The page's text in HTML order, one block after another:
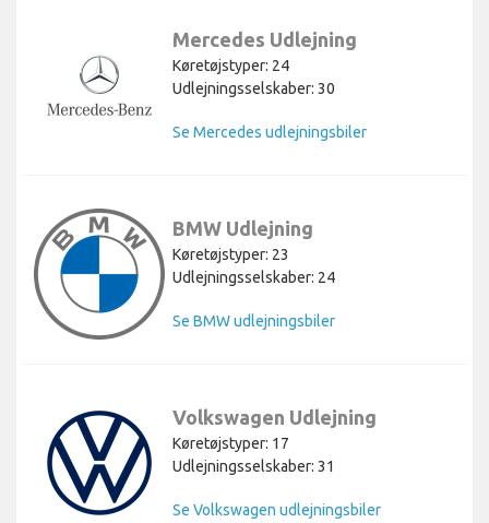
Mercedes Udlejning
Køretøjstyper: 24
Udlejningsselskaber: 30
Se Mercedes udlejningsbiler
BMW Udlejning
Køretøjstyper: 23
Udlejningsselskaber: 24
Se BMW udlejningsbiler
Volkswagen Udlejning
Køretøjstyper: 17
Udlejningsselskaber: 31
Se Volkswagen udlejningsbiler